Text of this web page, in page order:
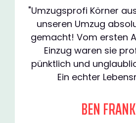
"Umzugsprofi Körner
unseren Umzug
gemacht! Vom ersten
Einzug waren sie
pünktlich und
Ein echter
BEN